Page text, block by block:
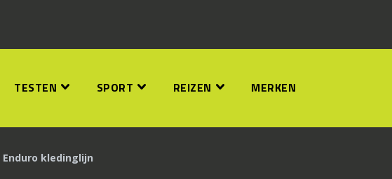
TESTEN SPORT REIZEN MERKEN
kledinglijn